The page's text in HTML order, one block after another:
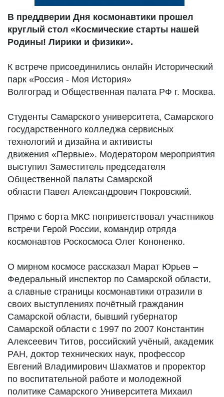
В преддверии Дня космонавтики прошел
круглый стол «Космические старты нашей
Родины! Лирики и физики».
К встрече присоединились онлайн Исторический
парк «Россия - Моя История»
Волгоград и Общественная палата РФ г. Москва.
Студенты Самарского университета, Самарского
государственного колледжа сервисных
технологий и дизайна и активисты
движения «Первые». Модератором мероприятия
выступил Заместитель председателя
Общественной палаты Самарской
области Павел Александрович Покровский.
Прямо с борта МКС поприветствовал участников
встречи Герой России, командир отряда
космонавтов Роскосмоса Олег Кононенко.
О мирном космосе рассказал Марат Юрьев –
Федеральный инспектор по Самарской области,
а славные страницы космонавтики отразили в
своих выступлениях почётный гражданин
Самарской области, бывший губернатор
Самарской области с 1997 по 2007 Константин
Алексеевич Титов, российский учёный, академик
РАН, доктор технических наук, профессор
Евгений Владимирович Шахматов и проректор
по воспитательной работе и молодежной
политике Самарского Университета Михаил